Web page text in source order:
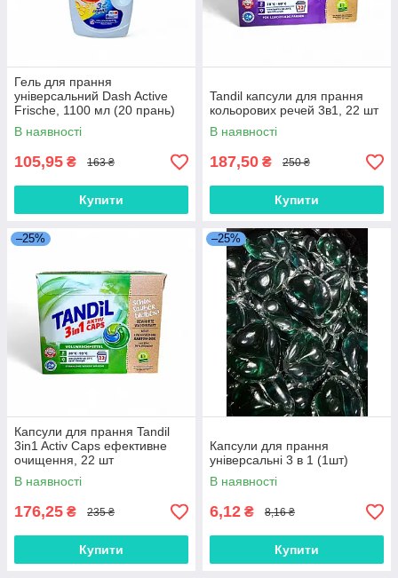
Гель для прання
універсальний Dash Active
Frische, 1100 мл (20 прань)
В наявності
105,95 ₴ 163 ₴
Купити
Tandil капсули для прання
кольорових речей 3в1, 22 шт
В наявності
187,50 ₴ 250 ₴
Купити
–25%
Капсули для прання Tandil
3in1 Activ Caps ефективне
очищення, 22 шт
В наявності
176,25 ₴ 235 ₴
Купити
–25%
Капсули для прання
універсальні 3 в 1 (1шт)
В наявності
6,12 ₴ 8,16 ₴
Купити